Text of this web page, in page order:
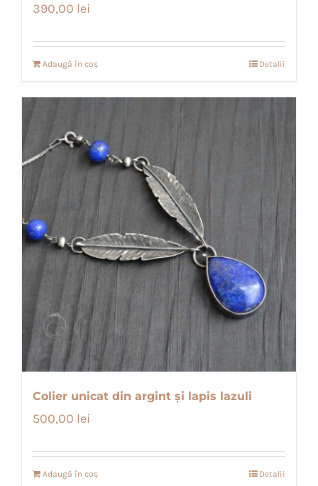
390,00 lei
Adaugă în coș Detalii
Colier unicat din argint și lapis lazuli
500,00 lei
Adaugă în coș Detalii